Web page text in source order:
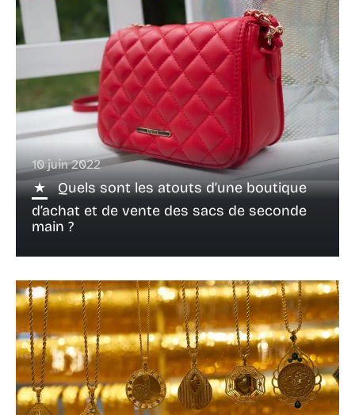
10 juin 2022
Quels sont les atouts d’une boutique
d’achat et de vente des sacs de seconde
main ?